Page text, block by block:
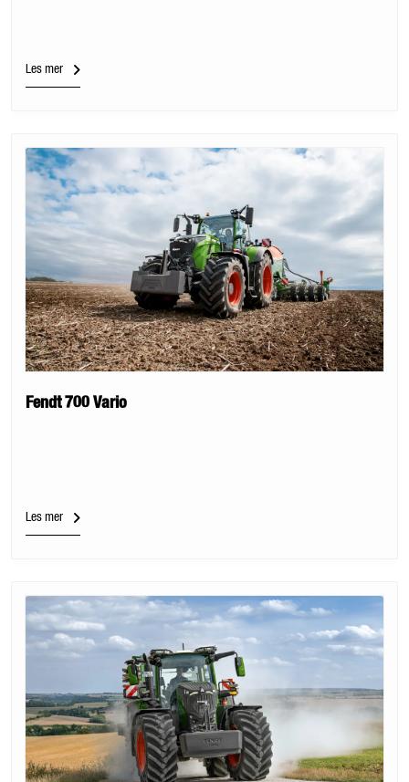
Les mer
Fendt 700 Vario
Les mer